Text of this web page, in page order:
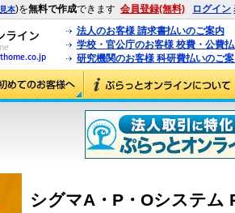
見本)を無料で作成できます 会員登録(無料) ログイン
法人のお客様 請求書払いのご案内
学校・官公庁のお客様 校費・公費
研究機関のお客様 科研費払いのご
シグマA・P・Oシステム